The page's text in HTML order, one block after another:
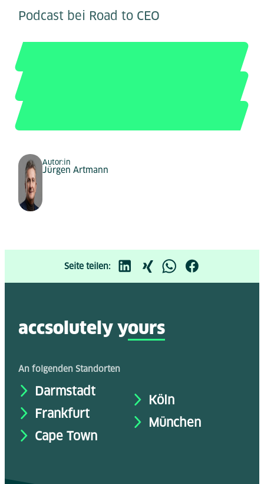
Podcast bei Road to CEO
Autor:in
Jürgen Artmann
Seite teilen:
accsolutely yours
An folgenden Standorten
Darmstadt
Frankfurt
Cape Town
Köln
München